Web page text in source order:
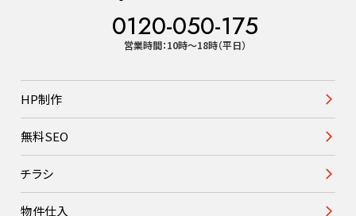
0120-050-175
営業時間：10時〜18時（平日）
HP制作
無料SEO
チラシ
物件仕入